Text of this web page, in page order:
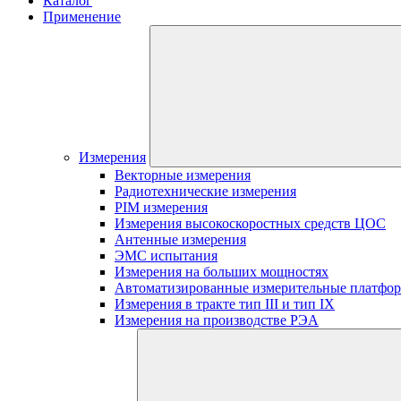
Применение
Измерения
Векторные измерения
Радиотехнические измерения
PIM измерения
Измерения высокоскоростных средств ЦОС
Антенные измерения
ЭМС испытания
Измерения на больших мощностях
Автоматизированные измерительные
Измерения в тракте тип III и тип IX
Измерения на производстве РЭА